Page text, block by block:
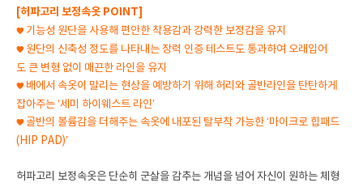
[허파고리 보정속옷 POINT]
🧡 기능성 원단을 사용해 편안한 착용감과 강력한 보정감을 유지
🧡 원단의 신축성 정도를 나타내는 장력 인증 테스트도 통과하여 오래입어
도 큰 변형 없이 매끈한 라인을 유지
🧡 배에서 속옷이 말리는 현상을 예방하기 위해 허리와 골반라인을 탄탄하게
잡아주는 ‘세미 하이웨스트 라인’
🧡 골반의 볼륨감을 더해주는 속옷에 내포된 탈부착 가능한‘마이크로 힙패드
(HIP PAD)’
허파고리 보정속옷은 단순히 군살을 감추는 개념을 넘어 자신이 원하는 체형